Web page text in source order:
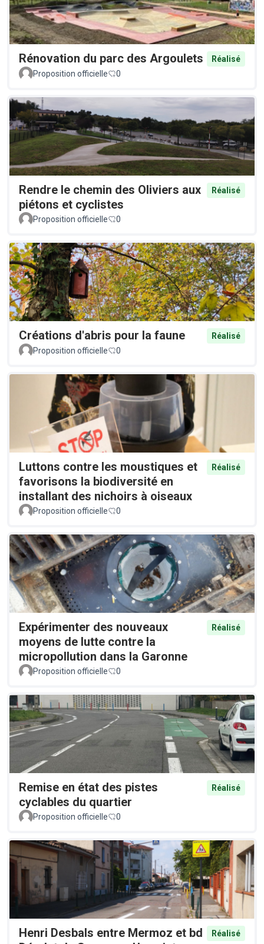
Rénovation du parc des Argoulets
Réalisé
Proposition officielle
0
Rendre le chemin des Oliviers aux
piétons et cyclistes
Réalisé
Proposition officielle 0
Créations d'abris pour la faune
Réalisé
Proposition officielle
0
Luttons contre les moustiques et
favorisons la biodiversité en
installant des nichoirs à oiseaux
Réalisé
Proposition officielle 0
Expérimenter des nouveaux
moyens de lutte contre la
micropollution dans la Garonne
Réalisé
Proposition officielle 0
Remise en état des pistes
cyclables du quartier
Réalisé
Proposition officielle 0
Henri Desbals entre Mermoz et bd
Réalisé